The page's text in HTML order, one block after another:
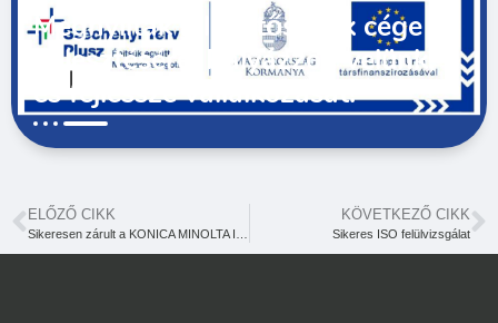
Megnyíltak a lehetőségek cége
fejlesztésére! Pályázzon velünk,
és fejlessze vállalkozását!
ELŐZŐ CIKK KÖVETKEZŐ CIKK
Sikeres ISO felülvizsgálat